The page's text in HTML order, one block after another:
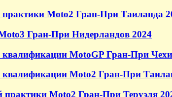
практики Moto2 Гран-При Таиланда
Гран-При Нидерландов 2024
квалификации MotoGP Гран-При
квалификации Moto2 Гран-При
практики Moto2 Гран-При Теруэля